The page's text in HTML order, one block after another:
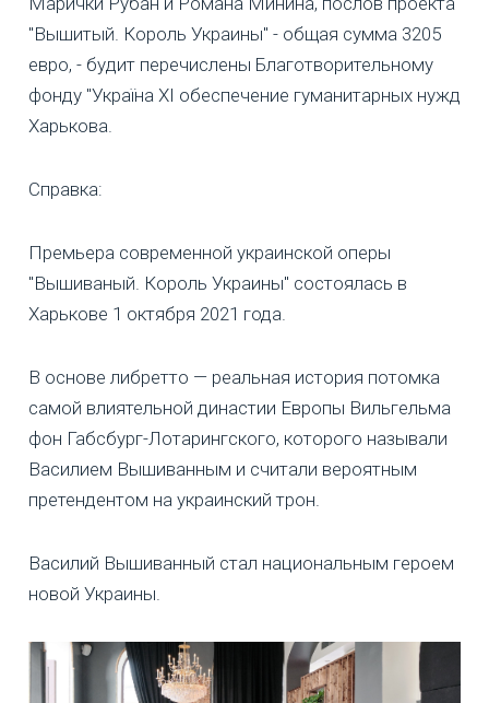
"Вышитый. Король Украины" - общая сумма 3205
евро, - будит перечислены Благотворительному
фонду "Україна ХІ обеспечение гуманитарных нужд
Харькова.
Справка:
Премьера современной украинской оперы
"Вышиваный. Король Украины" состоялась в
Харькове 1 октября 2021 года.
В основе либретто — реальная история потомка
самой влиятельной династии Европы Вильгельма
фон Габсбург-Лотарингского, которого называли
Василием Вышиванным и считали вероятным
претендентом на украинский трон.
Василий Вышиванный стал национальным героем
новой Украины.